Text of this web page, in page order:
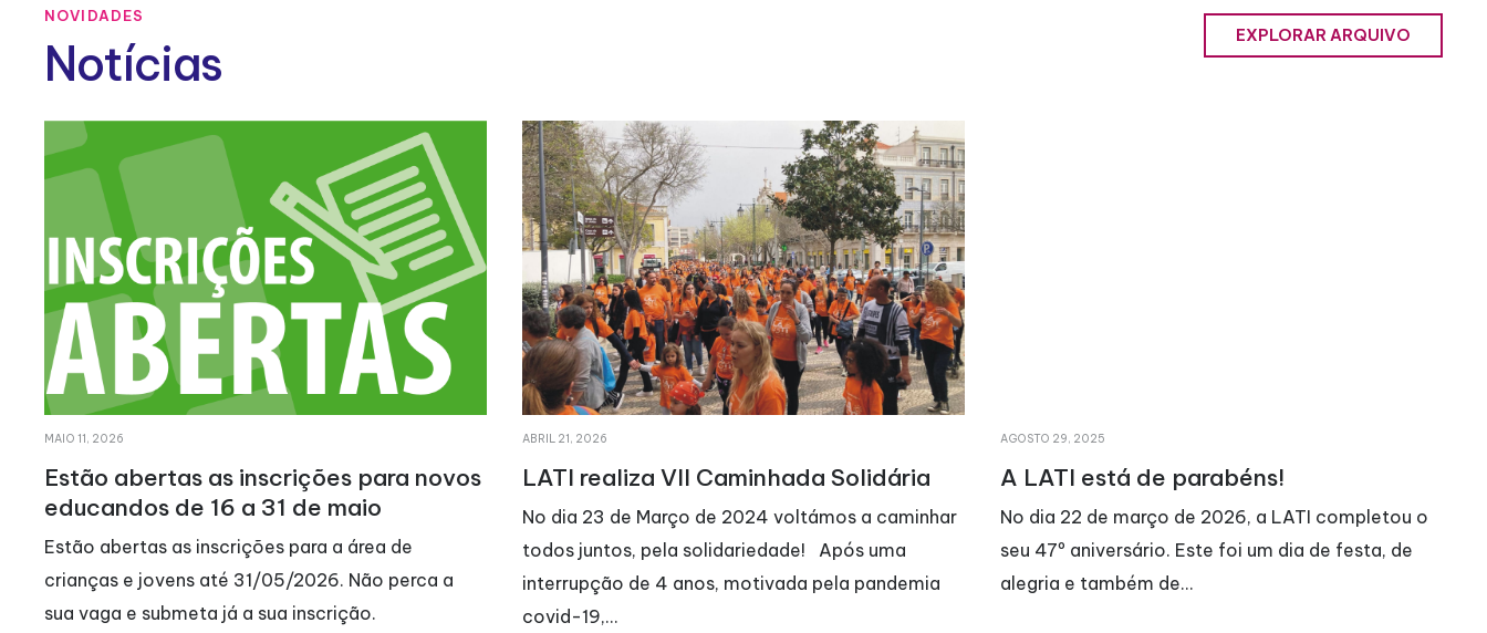
NOVIDADES
Notícias EXPLORAR ARQUIVO
MAIO 11, 2026
Estão abertas as inscrições para novos
educandos de 16 a 31 de maio
Estão abertas as inscrições para a área de
crianças e jovens até 31/05/2026. Não perca a
sua vaga e submeta já a sua inscrição.
ABRIL 21, 2026
LATI realiza VII Caminhada Solidária
No dia 23 de Março de 2024 voltámos a caminhar
todos juntos, pela solidariedade! Após uma
interrupção de 4 anos, motivada pela pandemia
covid-19,…
AGOSTO 29, 2025
A LATI está de parabéns!
No dia 22 de março de 2026, a LATI completou o
seu 47º aniversário. Este foi um dia de festa, de
alegria e também de…